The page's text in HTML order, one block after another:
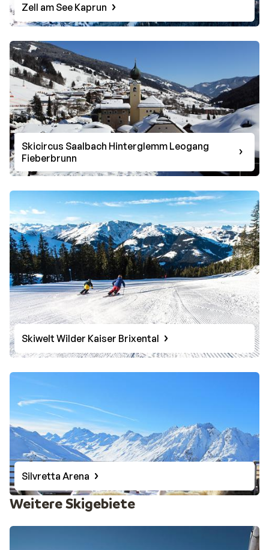
Zell am See Kaprun
Skicircus Saalbach Hinterglemm Leogang
Fieberbrunn
Skiwelt Wilder Kaiser Brixental
Silvretta Arena
Weitere Skigebiete